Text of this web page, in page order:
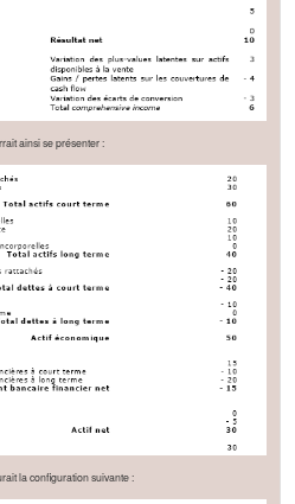
ainsi se présenter :
la configuration suivante :